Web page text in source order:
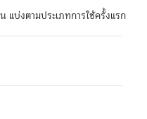
แบ่งตามประเภทการใช้ครั้งแรก
Data ranges from 2020-
มาณผู้ใช้บริการ. Data ranges